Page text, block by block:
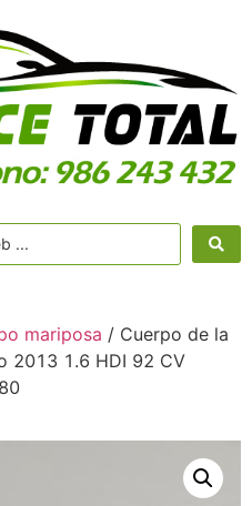
mariposa / Cuerpo de la
2013 1.6 HDI 92 CV